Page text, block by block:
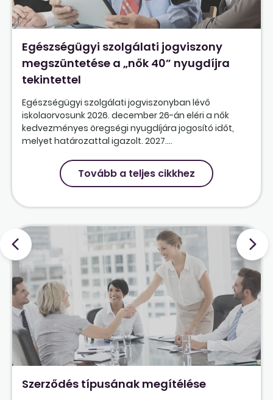
Egészségügyi szolgálati jogviszony
megszüntetése a „nők 40” nyugdíjra
tekintettel
Egészségügyi szolgálati jogviszonyban lévő
iskolaorvosunk 2026. december 26-án eléri a nők
kedvezményes öregségi nyugdíjára jogosító időt,
melyet határozattal igazolt. 2027....
Tovább a teljes cikkhez
Szerződés típusának megítélése